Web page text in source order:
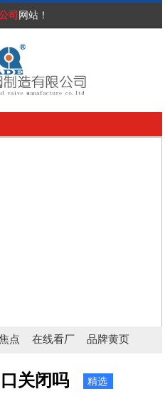
司 网站！
点 在线看厂 品牌黄页
关闭吗 精选